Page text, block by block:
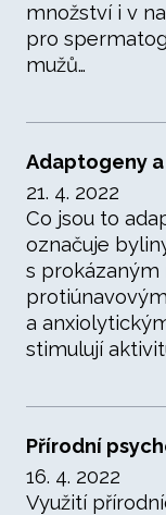
množství i v
pro
mužů…
Adaptogeny
21. 4. 2022
Co jsou to
označuje
s
a
stimulují
Přírodní
16. 4. 2022
Využití